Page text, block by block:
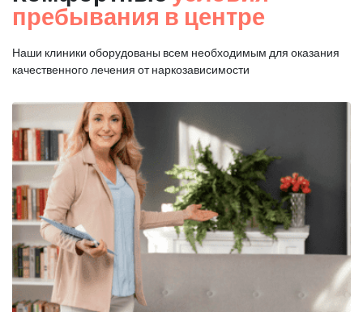
пребывания в центре
Наши клиники оборудованы всем необходимым для оказания
качественного лечения от наркозависимости